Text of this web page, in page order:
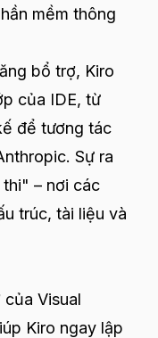
mềm thông
bổ trợ, Kiro
của IDE, từ
để tương tác
Sự ra
– nơi các
trúc, tài liệu và
Visual
Kiro ngay lập